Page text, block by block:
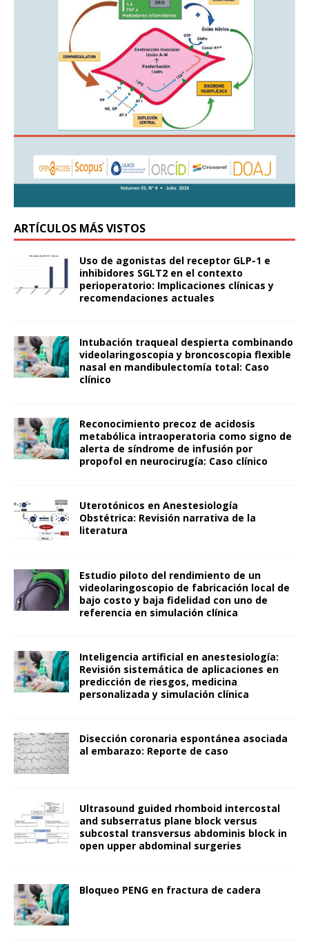
ARTÍCULOS MÁS VISTOS
Uso de agonistas del receptor GLP-1 e
inhibidores SGLT2 en el contexto
perioperatorio: Implicaciones clínicas y
recomendaciones actuales
Intubación traqueal despierta combinando
videolaringoscopia y broncoscopia flexible
nasal en mandibulectomía total: Caso
clínico
Reconocimiento precoz de acidosis
metabólica intraoperatoria como signo de
alerta de síndrome de infusión por
propofol en neurocirugía: Caso clínico
Uterotónicos en Anestesiología
Obstétrica: Revisión narrativa de la
literatura
Estudio piloto del rendimiento de un
videolaringoscopio de fabricación local de
bajo costo y baja fidelidad con uno de
referencia en simulación clínica
Inteligencia artificial en anestesiología:
Revisión sistemática de aplicaciones en
predicción de riesgos, medicina
personalizada y simulación clínica
Disección coronaria espontánea asociada
al embarazo: Reporte de caso
Ultrasound guided rhomboid intercostal
and subserratus plane block versus
subcostal transversus abdominis block in
open upper abdominal surgeries
Bloqueo PENG en fractura de cadera